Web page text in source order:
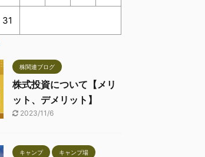
31
株関連ブログ
株式投資について【メリ
ット、デメリット】
2023/11/6
キャンプ キャンプ場